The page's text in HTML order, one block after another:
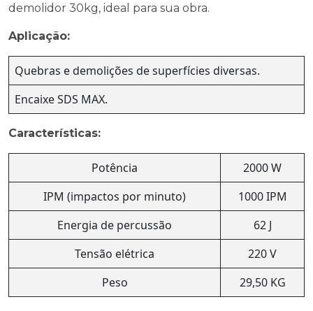
demolidor 30kg, ideal para sua obra.
Aplicação:
Quebras e demolições de superfícies diversas.
Encaixe SDS MAX.
Características:
Potência
2000 W
IPM (impactos por minuto)
1000 IPM
Energia de percussão
62 J
Tensão elétrica
220 V
Peso
29,50 KG